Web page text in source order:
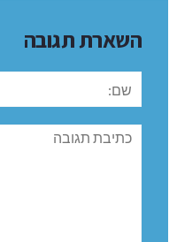
השארת תגובה
תגובה